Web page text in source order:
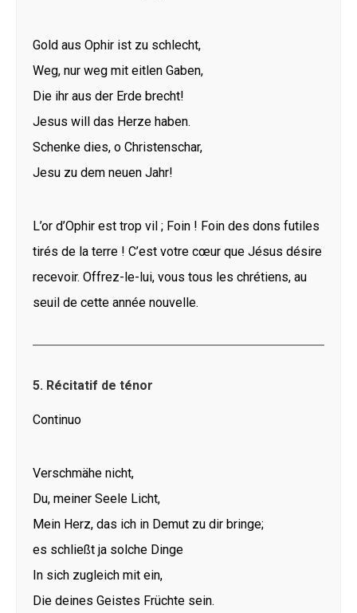
Gold aus Ophir ist zu schlecht,
Weg, nur weg mit eitlen Gaben,
Die ihr aus der Erde brecht!
Jesus will das Herze haben.
Schenke dies, o Christenschar,
Jesu zu dem neuen Jahr!
L’or d’Ophir est trop vil ; Foin ! Foin des dons futiles
tirés de la terre ! C’est votre cœur que Jésus désire
recevoir. Offrez-le-lui, vous tous les chrétiens, au
seuil de cette année nouvelle.
5. Récitatif de ténor
Continuo
Verschmähe nicht,
Du, meiner Seele Licht,
Mein Herz, das ich in Demut zu dir bringe;
es schließt ja solche Dinge
In sich zugleich mit ein,
Die deines Geistes Früchte sein.